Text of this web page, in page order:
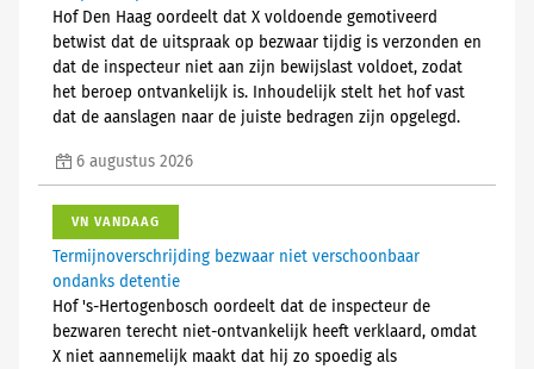
Hof Den Haag oordeelt dat X voldoende gemotiveerd
betwist dat de uitspraak op bezwaar tijdig is verzonden en
dat de inspecteur niet aan zijn bewijslast voldoet, zodat
het beroep ontvankelijk is. Inhoudelijk stelt het hof vast
dat de aanslagen naar de juiste bedragen zijn opgelegd.
6 augustus 2026
VN VANDAAG
Termijnoverschrijding bezwaar niet verschoonbaar
ondanks detentie
Hof 's-Hertogenbosch oordeelt dat de inspecteur de
bezwaren terecht niet-ontvankelijk heeft verklaard, omdat
X niet aannemelijk maakt dat hij zo spoedig als